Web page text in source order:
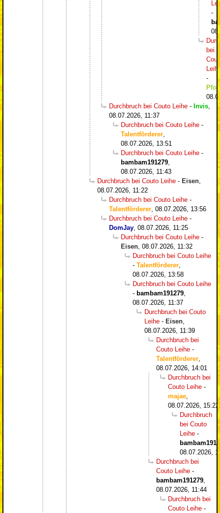
-
bei
-
Durchbruch bei Couto Leihe - Invis,
08.07.2026, 11:37
Durchbruch bei Couto Leihe -
Talentförderer,
08.07.2026, 13:51
Durchbruch bei Couto Leihe -
bambam191279,
08.07.2026, 11:43
Durchbruch bei Couto Leihe - Eisen,
08.07.2026, 11:22
Durchbruch bei Couto Leihe -
Talentförderer, 08.07.2026, 13:56
Durchbruch bei Couto Leihe -
DomJay, 08.07.2026, 11:25
Durchbruch bei Couto Leihe -
Eisen, 08.07.2026, 11:32
Durchbruch bei Couto Leihe
- Talentförderer,
08.07.2026, 13:58
Durchbruch bei Couto Leihe
- bambam191279,
08.07.2026, 11:37
Durchbruch bei Couto
Leihe - Eisen,
08.07.2026, 11:39
Durchbruch bei
Couto Leihe -
Talentförderer,
08.07.2026, 14:01
Durchbruch bei
Couto Leihe -
majae,
08.07.2026, 15:22
Durchbruch
bei Couto
Leihe -
08.07.2026,
Durchbruch bei
Couto Leihe -
bambam191279,
08.07.2026, 11:44
Durchbruch bei
Couto Leihe -